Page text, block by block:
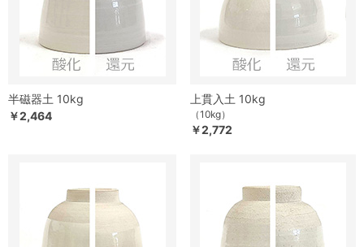
半磁器土 10kg
￥2,464
上貫入土 10kg
（10kg）
￥2,772